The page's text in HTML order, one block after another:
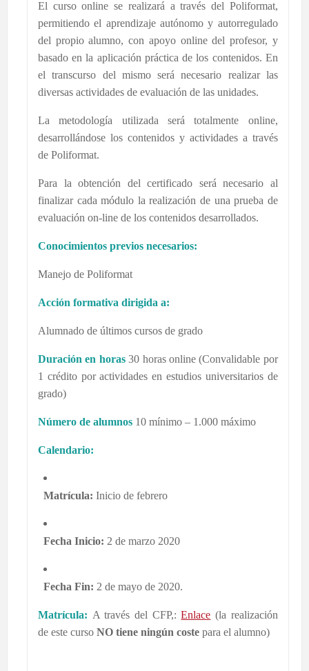
El curso online se realizará a través del Poliformat,
permitiendo el aprendizaje autónomo y autorregulado
del propio alumno, con apoyo online del profesor, y
basado en la aplicación práctica de los contenidos. En
el transcurso del mismo será necesario realizar las
diversas actividades de evaluación de las unidades.
La metodología utilizada será totalmente online,
desarrollándose los contenidos y actividades a través
de Poliformat.
Para la obtención del certificado será necesario al
finalizar cada módulo la realización de una prueba de
evaluación on-line de los contenidos desarrollados.
Conocimientos previos necesarios:
Manejo de Poliformat
Acción formativa dirigida a:
Alumnado de últimos cursos de grado
Duración en horas30 horas online (Convalidable por
1 crédito por actividades en estudios universitarios de
grado)
Número de alumnos 10 mínimo – 1.000 máximo
Calendario:
Matrícula: Inicio de febrero
Fecha Inicio: 2 de marzo 2020
Fecha Fin: 2 de mayo de 2020.
Matrícula: A través del CFP,:Enlace (la realización
de este curso NO tiene ningún coste para el alumno)